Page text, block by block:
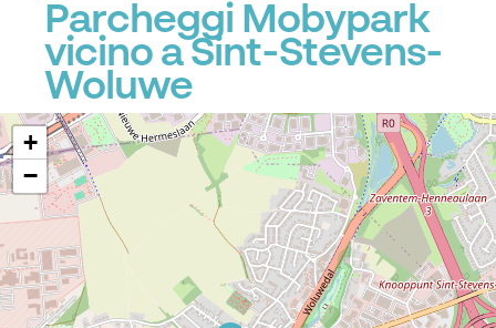
Parcheggi Mobypark
vicino a Sint-Stevens-
Woluwe
+
−